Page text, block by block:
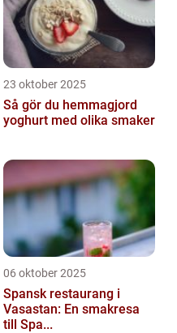
23 oktober 2025
Så gör du hemmagjord
yoghurt med olika smaker
06 oktober 2025
Spansk restaurang i
Vasastan: En smakresa
till Spa...